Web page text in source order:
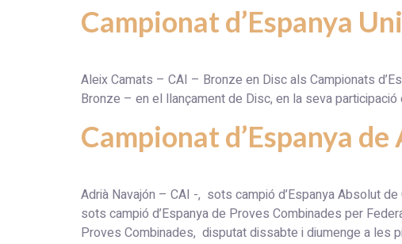
Campionat d’Espanya
Aleix Camats – CAI – Bronze en Disc als Campionats
Bronze – en el llançament de Disc, en la seva
Campionat d’Espanya
Adrià Navajón – CAI -, sots campió d’Espanya
sots campió d’Espanya de Proves Combinades per
Proves Combinades, disputat dissabte i diumenge a les